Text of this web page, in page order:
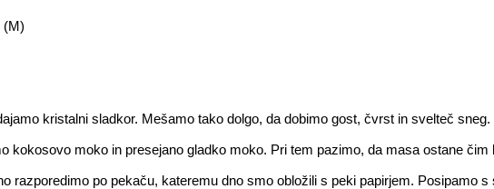
(M)
kristalni sladkor. Mešamo tako dolgo, da dobimo gost, čvrst in svelteč sneg.
kokosovo moko in presejano gladko moko. Pri tem pazimo, da masa ostane čim
razporedimo po pekaču, kateremu dno smo obložili s peki papirjem. Posipamo s